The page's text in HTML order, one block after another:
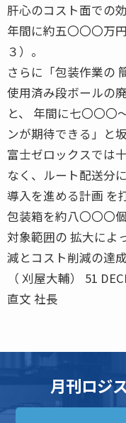
肝心のコスト面での
年間に約五〇〇〇万
３）。
さらに「包装作業の
使用済み段ボールの
と、 年間に七〇〇〇
ンが期待できる」と
富士ゼロックスでは
なく、ルート配送分
導入を進める計画 を
包装箱を約八〇〇〇
対象範囲の 拡大によ
減とコスト削減の達
（ 刈屋大輔） 51
直文 社長
月刊ロジ